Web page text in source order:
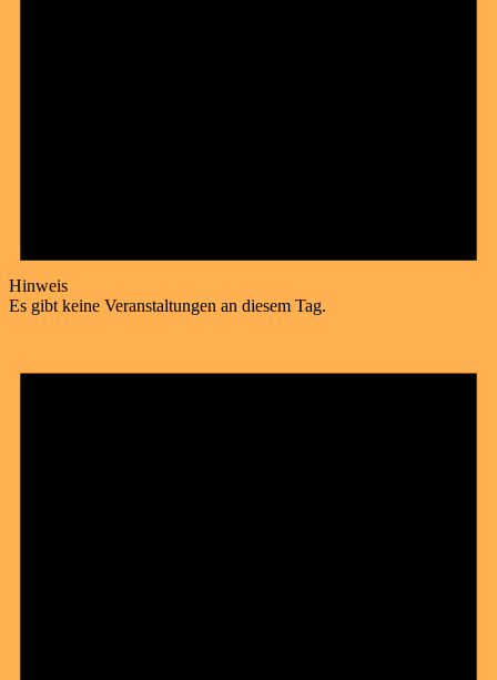
Hinweis
Es gibt keine Veranstaltungen an diesem Tag.